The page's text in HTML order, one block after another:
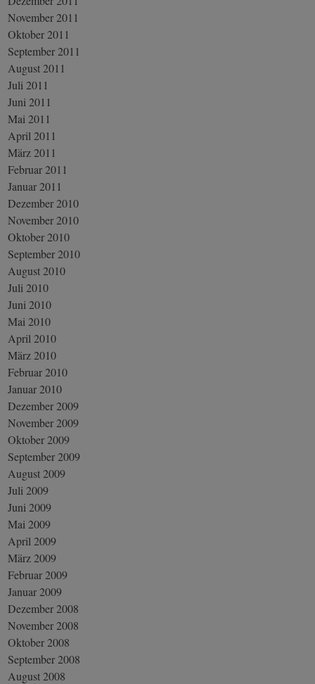
November 2011
Oktober 2011
September 2011
August 2011
Juli 2011
Juni 2011
Mai 2011
April 2011
März 2011
Februar 2011
Januar 2011
Dezember 2010
November 2010
Oktober 2010
September 2010
August 2010
Juli 2010
Juni 2010
Mai 2010
April 2010
März 2010
Februar 2010
Januar 2010
Dezember 2009
November 2009
Oktober 2009
September 2009
August 2009
Juli 2009
Juni 2009
Mai 2009
April 2009
März 2009
Februar 2009
Januar 2009
Dezember 2008
November 2008
Oktober 2008
September 2008
August 2008